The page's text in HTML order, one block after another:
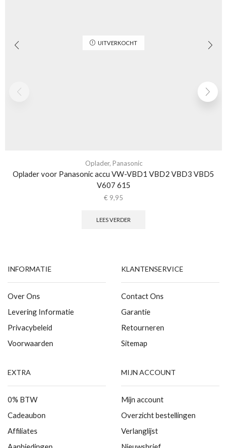
UITVERKOCHT
Oplader, Panasonic
Oplader voor Panasonic accu VW-VBD1 VBD2 VBD3 VBD5
V607 615
€ 9,95
LEES VERDER
INFORMATIE
Over Ons
Levering Informatie
Privacybeleid
Voorwaarden
KLANTENSERVICE
Contact Ons
Garantie
Retourneren
Sitemap
EXTRA
0% BTW
Cadeaubon
Affiliates
MIJN ACCOUNT
Mijn account
Overzicht bestellingen
Verlanglijst